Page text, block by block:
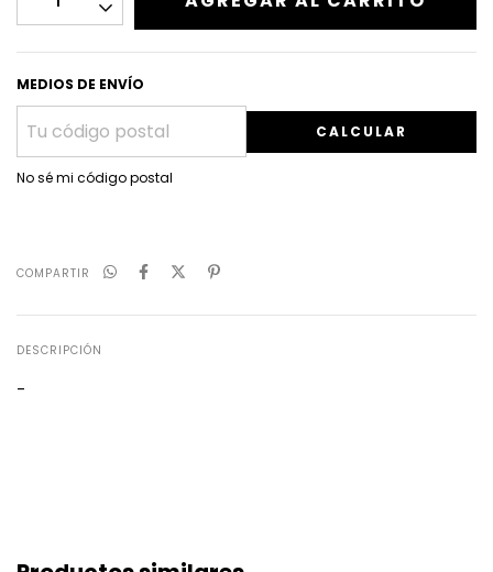
MEDIOS DE ENVÍO
CALCULAR
No sé mi código postal
COMPARTIR
DESCRIPCIÓN
-